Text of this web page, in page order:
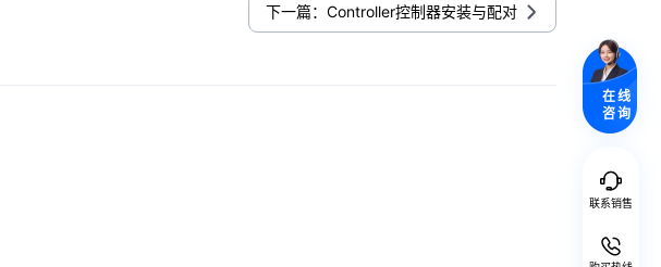
在线
咨询
联系销售
下一篇：Controller控制器安装与配对